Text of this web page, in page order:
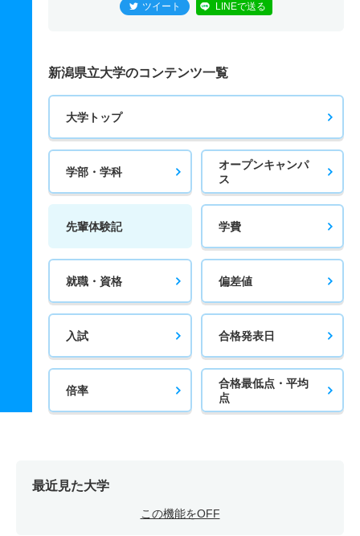
ツイート LINEで送る
新潟県立大学のコンテンツ一覧
大学トップ
学部・学科
オープンキャンパ
ス
先輩体験記 学費
就職・資格 偏差値
入試 合格発表日
倍率
合格最低点・平均
点
最近見た大学
この機能をOFF